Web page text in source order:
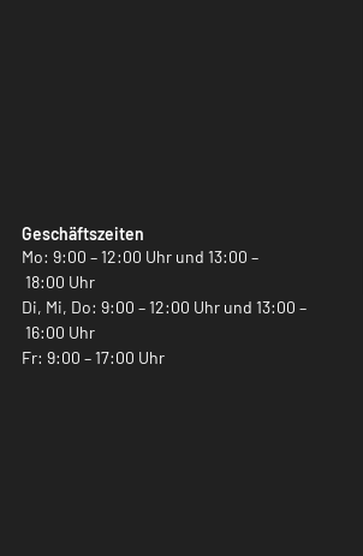
Geschäftszeiten
Mo: 9:00 – 12:00 Uhr und 13:00 –
18:00 Uhr
Di, Mi, Do: 9:00 – 12:00 Uhr und 13:00 –
16:00 Uhr
Fr: 9:00 – 17:00 Uhr